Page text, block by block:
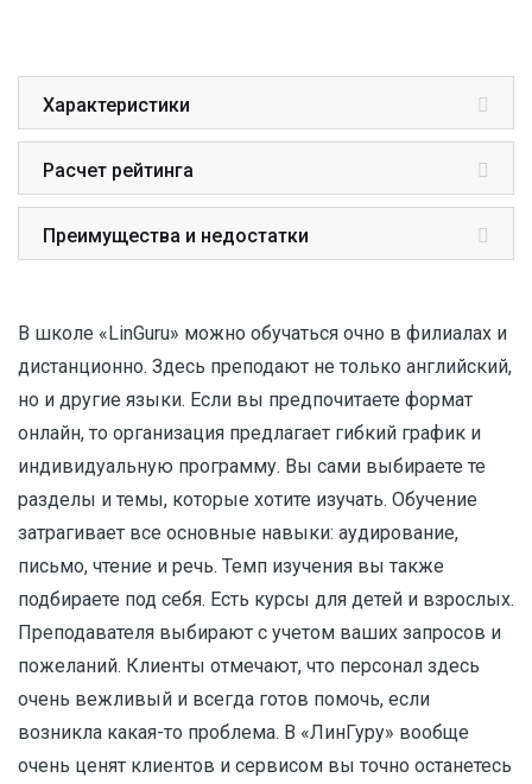
Характеристики
Расчет рейтинга
Преимущества и недостатки
В школе «LinGuru» можно обучаться очно в филиалах и
дистанционно. Здесь преподают не только английский,
но и другие языки. Если вы предпочитаете формат
онлайн, то организация предлагает гибкий график и
индивидуальную программу. Вы сами выбираете те
разделы и темы, которые хотите изучать. Обучение
затрагивает все основные навыки: аудирование,
письмо, чтение и речь. Темп изучения вы также
подбираете под себя. Есть курсы для детей и взрослых.
Преподавателя выбирают с учетом ваших запросов и
пожеланий. Клиенты отмечают, что персонал здесь
очень вежливый и всегда готов помочь, если
возникла какая-то проблема. В «ЛинГуру» вообще
очень ценят клиентов и сервисом вы точно останетесь